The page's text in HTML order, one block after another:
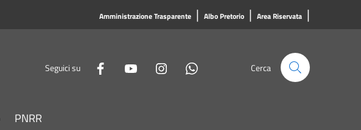
Amministrazione Trasparente | Albo Pretorio | Area Riservata |
Seguici su Cerca
PNRR